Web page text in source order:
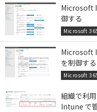
Microsoft
御する
Microsoft
Microsoft
を制御する
Microsoft
組織で利
Intune で